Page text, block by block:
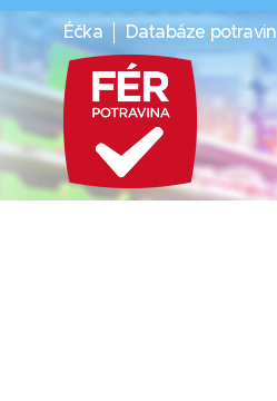
Éčka Databáze potravin